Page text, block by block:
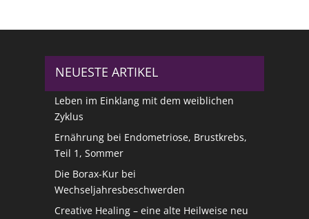
NEUESTE ARTIKEL
Leben im Einklang mit dem weiblichen
Zyklus
Ernährung bei Endometriose, Brustkrebs,
Teil 1, Sommer
Die Borax-Kur bei
Wechseljahresbeschwerden
Creative Healing – eine alte Heilweise neu